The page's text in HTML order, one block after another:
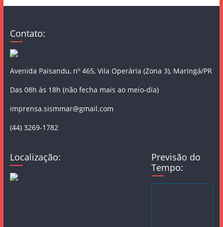
Contato:
Avenida Paisandu, nº 465, Vila Operária (Zona 3), Maringá/PR
Das 08h às 18h (não fecha mais ao meio-dia)
imprensa.sismmar@gmail.com
(44) 3269-1782
Localização:
Previsão do
Tempo: